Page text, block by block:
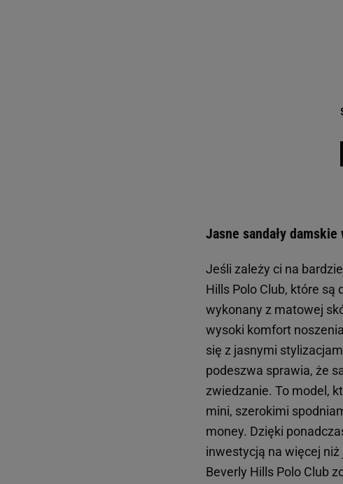
Jasne sandały
Jeśli zależy ci na
Hills Polo Club, które
wykonany z matowej
wysoki komfort
się z jasnymi
podeszwa sprawia, że
zwiedzanie. To model,
mini, szerokimi
money. Dzięki
inwestycją na więcej
Beverly Hills Polo Club